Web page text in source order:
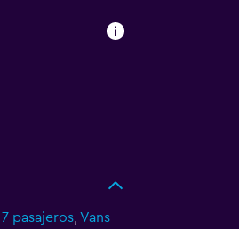
pasajeros, Vans